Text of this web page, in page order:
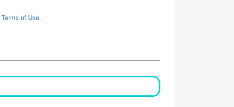
Terms of Use.